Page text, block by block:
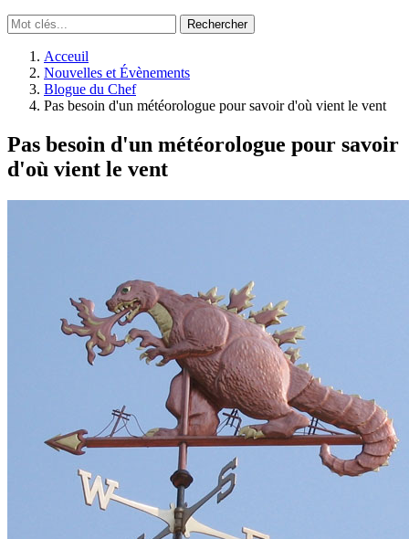
Acceuil
Nouvelles et Évènements
Blogue du Chef
Pas besoin d'un météorologue pour savoir d'où vient le vent
Pas besoin d'un météorologue pour savoir
d'où vient le vent